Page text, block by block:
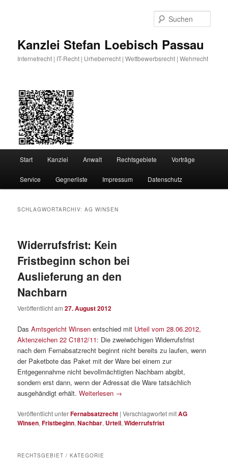
Kanzlei Stefan Loebisch Passau
Internetrecht | IT-Recht | Urheberrecht | Wettbewerbsrecht | Wehrrecht
Start Kanzlei Anwalt Rechtsgebiete Vorträge
Service Gegnerliste Impressum Datenschutz
SCHLAGWORTARCHIV:AG WINSEN
Widerrufsfrist: Kein
Fristbeginn schon bei
Auslieferung an den
Nachbarn
Veröffentlicht am27. August 2012
DasAmtsgericht Winsen entschied mit Urteil vom 28.06.2012,
Aktenzeichen 22 C1812/11: Die zweiwöchigen Widerrufsfrist
nach dem Fernabsatzrecht beginnt nicht bereits zu laufen, wenn
der Paketbote das Paket mit der Ware bei einem zur
Entgegennahme nicht bevollmächtigten Nachbarn abgibt,
sondern erst dann, wenn der Adressat die Ware tatsächlich
ausgehändigt erhält.Weiterlesen →
Veröffentlicht unterFernabsatzrecht |Verschlagwortet mitAG
Winsen,Fristbeginn,Nachbar, Urteil,Widerrufsfrist
RECHTSGEBIET / KATEGORIE